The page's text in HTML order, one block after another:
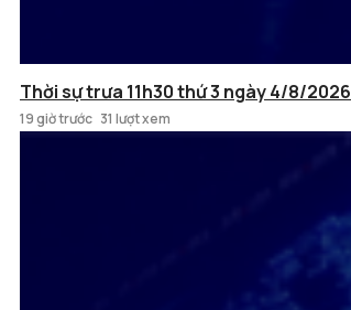
Thời sự trưa 11h30 thứ 3 ngày 4/8/2026
19 giờ trước 31 lượt xem